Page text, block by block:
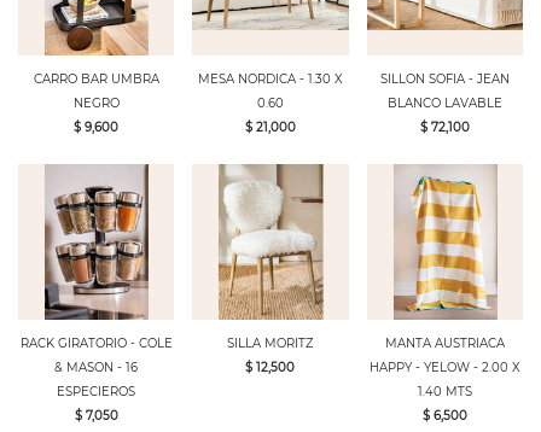
CARRO BAR UMBRA
NEGRO
$ 9,600
MESA NORDICA - 1.30 X
0.60
$ 21,000
SILLON SOFIA - JEAN
BLANCO LAVABLE
$ 72,100
RACK GIRATORIO - COLE
& MASON - 16
ESPECIEROS
$ 7,050
SILLA MORITZ
$ 12,500
MANTA AUSTRIACA
HAPPY - YELOW - 2.00 X
1.40 MTS
$ 6,500